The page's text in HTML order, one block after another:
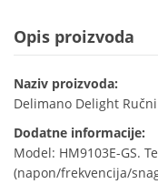
Opis proizvoda
Naziv proizvoda:
Delimano Delight
Dodatne informacije:
Model: HM9103E-GS.
(napon/frekvencija/